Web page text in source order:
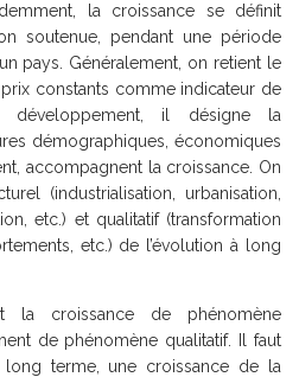
la croissance se définit
soutenue, pendant une période
pays. Généralement, on retient le
constants comme indicateur de
développement, il désigne la
démographiques, économiques
accompagnent la croissance. On
(industrialisation, urbanisation,
etc.) et qualitatif (transformation
etc.) de l’évolution à long
la croissance de phénomène
de phénomène qualitatif. Il faut
long terme, une croissance de la